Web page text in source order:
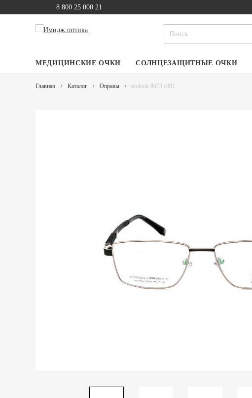
8 800 25 000 21
МЕДИЦИНСКИЕ ОЧКИ СОЛНЦЕЗАЩИТНЫЕ ОЧКИ
Главная Каталог Оправы neolook 8073 c091